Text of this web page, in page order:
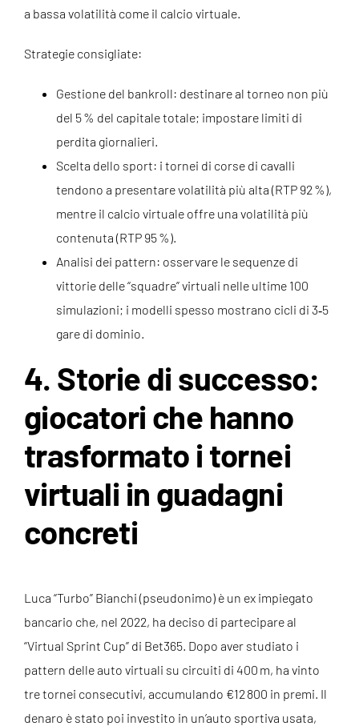
a bassa volatilità come il calcio virtuale.
Strategie consigliate:
Gestione del bankroll: destinare al torneo non più
del 5 % del capitale totale; impostare limiti di
perdita giornalieri.
Scelta dello sport: i tornei di corse di cavalli
tendono a presentare volatilità più alta (RTP 92 %),
mentre il calcio virtuale offre una volatilità più
contenuta (RTP 95 %).
Analisi dei pattern: osservare le sequenze di
vittorie delle “squadre” virtuali nelle ultime 100
simulazioni; i modelli spesso mostrano cicli di 3‑5
gare di dominio.
4. Storie di successo:
giocatori che hanno
trasformato i tornei
virtuali in guadagni
concreti
Luca “Turbo” Bianchi (pseudonimo) è un ex impiegato
bancario che, nel 2022, ha deciso di partecipare al
“Virtual Sprint Cup” di Bet365. Dopo aver studiato i
pattern delle auto virtuali su circuiti di 400 m, ha vinto
tre tornei consecutivi, accumulando €12 800 in premi. Il
denaro è stato poi investito in un’auto sportiva usata,